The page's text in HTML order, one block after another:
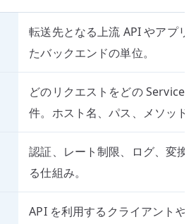
転送先となる上流 API やアプ
たバックエンドの単位。
どのリクエストをどの Service
件。ホスト名、パス、メソッド
認証、レート制限、ログ、変換
る仕組み。
API を利用するクライアントや